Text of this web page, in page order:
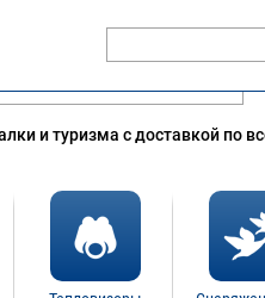
и туризма с доставкой по